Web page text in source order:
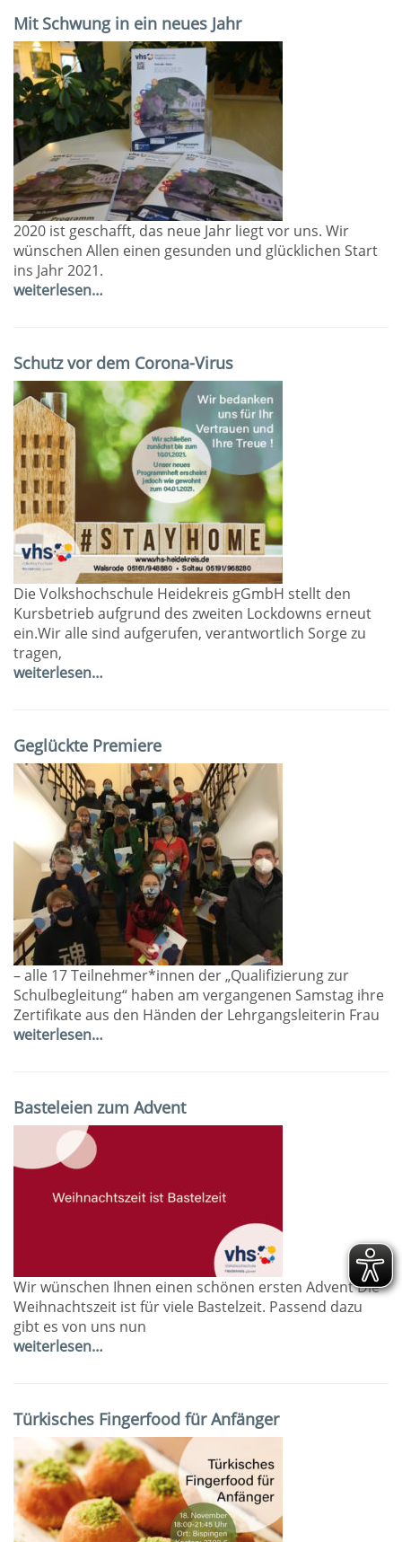
Mit Schwung in ein neues Jahr
2020 ist geschafft, das neue Jahr liegt vor uns. Wir
wünschen Allen einen gesunden und glücklichen Start
ins Jahr 2021.
weiterlesen…
Schutz vor dem Corona-Virus
Die Volkshochschule Heidekreis gGmbH stellt den
Kursbetrieb aufgrund des zweiten Lockdowns erneut
ein.Wir alle sind aufgerufen, verantwortlich Sorge zu
tragen,
weiterlesen…
Geglückte Premiere
– alle 17 Teilnehmer*innen der „Qualifizierung zur
Schulbegleitung“ haben am vergangenen Samstag ihre
Zertifikate aus den Händen der Lehrgangsleiterin Frau
weiterlesen…
Basteleien zum Advent
Wir wünschen Ihnen einen schönen ersten Advent Die
Weihnachtszeit ist für viele Bastelzeit. Passend dazu
gibt es von uns nun
weiterlesen…
Türkisches Fingerfood für Anfänger